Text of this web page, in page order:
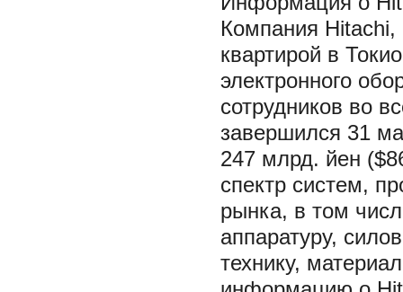
Компания
квартирой в
электронного
сотрудников во
завершился 31
247 млрд. йен
спектр систем,
рынка, в том
аппаратуру,
технику,